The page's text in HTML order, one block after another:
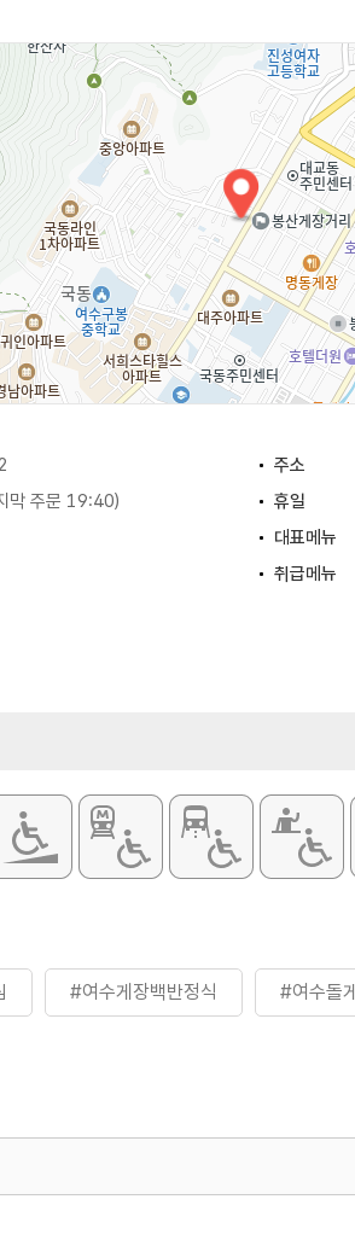
주소
주문 19:40) 휴일
대표메뉴
취급메뉴
#여수게장백반정식 #여수돌게